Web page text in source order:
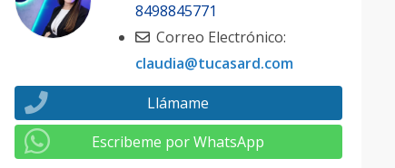
8498845771
Correo Electrónico:
claudia@tucasard.com
Llámame
Escribeme por WhatsApp